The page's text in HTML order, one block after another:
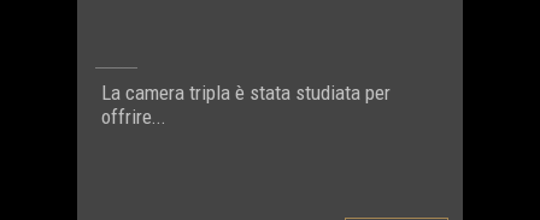
La camera tripla è stata studiata per
offrire...